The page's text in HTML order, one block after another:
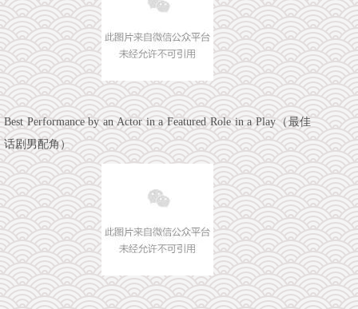
Best Performance by an Actor in a Featured Role in a Play（最佳
话剧男配角）